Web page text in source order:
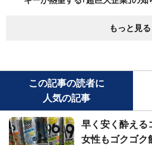
もっと見る
この記事の読者に
人気の記事
早く安く酔える
女性もゴクゴク